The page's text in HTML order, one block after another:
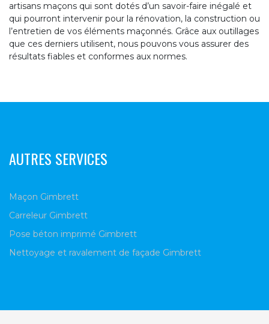
artisans maçons qui sont dotés d’un savoir-faire inégalé et
qui pourront intervenir pour la rénovation, la construction ou
l’entretien de vos éléments maçonnés. Grâce aux outillages
que ces derniers utilisent, nous pouvons vous assurer des
résultats fiables et conformes aux normes.
AUTRES SERVICES
Maçon Gimbrett
Carreleur Gimbrett
Pose béton imprimé Gimbrett
Nettoyage et ravalement de façade Gimbrett